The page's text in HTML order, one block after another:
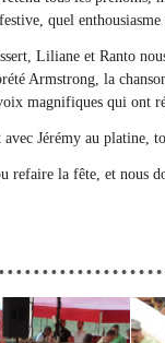
quel enthousiasme
Liliane et Ranto
Armstrong, la
magnifiques qui ont
Jérémy au platine,
refaire la fête, et nous